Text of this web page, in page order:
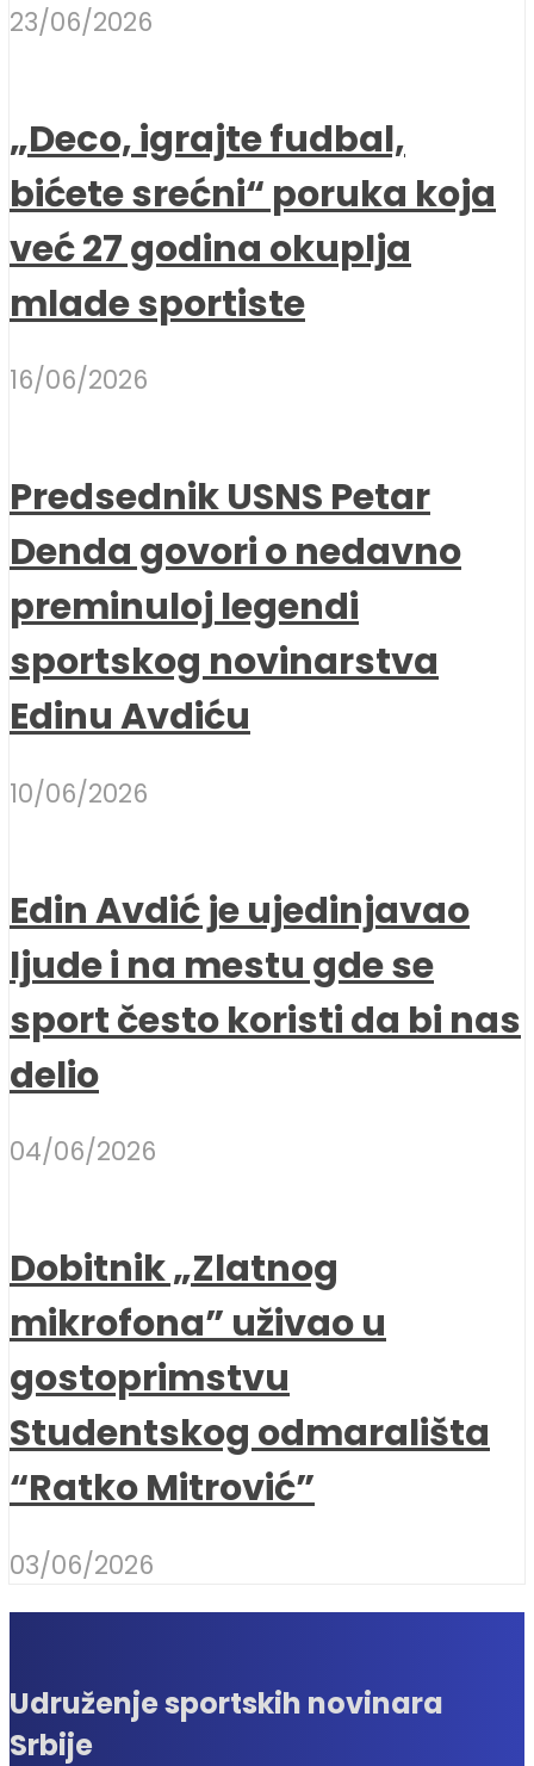
23/06/2026
„Deco, igrajte fudbal,
bićete srećni“ poruka koja
već 27 godina okuplja
mlade sportiste
16/06/2026
Predsednik USNS Petar
Denda govori o nedavno
preminuloj legendi
sportskog novinarstva
Edinu Avdiću
10/06/2026
Edin Avdić je ujedinjavao
ljude i na mestu gde se
sport često koristi da bi nas
delio
04/06/2026
Dobitnik „Zlatnog
mikrofona” uživao u
gostoprimstvu
Studentskog odmarališta
“Ratko Mitrović”
03/06/2026
Udruženje sportskih novinara
Srbije